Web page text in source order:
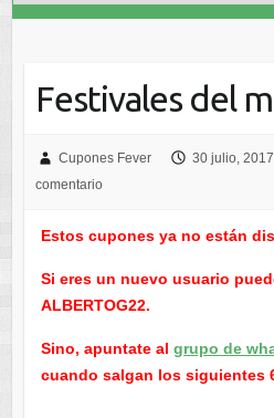
Festivales del
Cupones Fever 30 julio, 2017
comentario
Estos cupones ya no están
Si eres un nuevo usuario
ALBERTOG22.
Sino, apuntate al grupo de
cuando salgan los siguientes